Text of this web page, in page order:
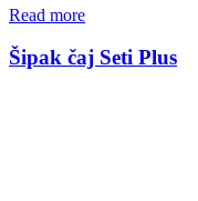
Read more
Šipak čaj Seti Plus